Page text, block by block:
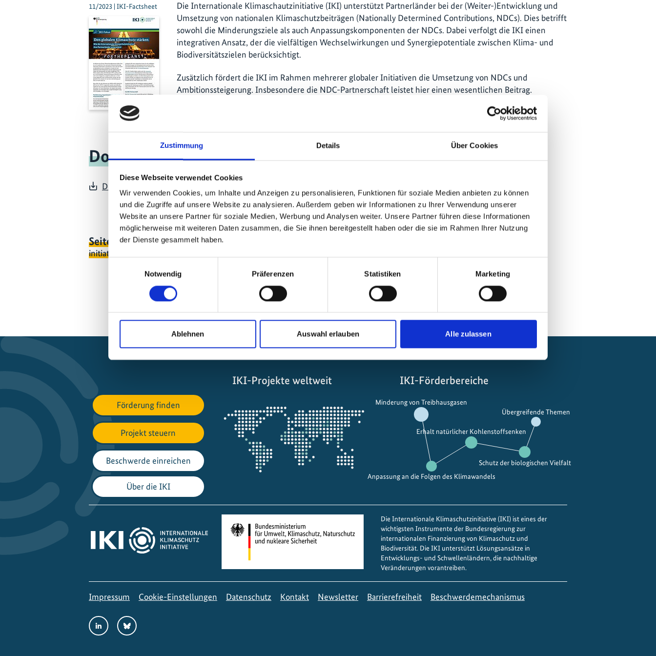
Zustimmung Details Über Cookies
Diese Webseite verwendet Cookies
Wir verwenden Cookies, um Inhalte und Anzeigen zu personalisieren, Funktionen für soziale Medien anbieten zu können
und die Zugriffe auf unsere Website zu analysieren. Außerdem geben wir Informationen zu Ihrer Verwendung unserer
Website an unsere Partner für soziale Medien, Werbung und Analysen weiter. Unsere Partner führen diese Informationen
möglicherweise mit weiteren Daten zusammen, die Sie ihnen bereitgestellt haben oder die sie im Rahmen Ihrer Nutzung
der Dienste gesammelt haben.
Notwendig
Präferenzen Statistiken Marketing
Ablehnen Auswahl erlauben Alle zulassen
11/2023 | IKI-Factsheet
Die Internationale Klimaschautzinitiative (IKI) unterstützt Partnerländer bei der (Weiter-)Entwicklung und
Umsetzung von nationalen Klimaschutzbeiträgen (Nationally Determined Contributions, NDCs). Dies betrifft
sowohl die Minderungsziele als auch Anpassungskomponenten der NDCs. Dabei verfolgt die IKI einen
integrativen Ansatz, der die vielfältigen Wechselwirkungen und Synergiepotentiale zwischen Klima- und
Biodiversitätszielen berücksichtigt.
Zusätzlich fördert die IKI im Rahmen mehrerer globaler Initiativen die Umsetzung von NDCs und
Ambitionssteigerung. Insbesondere die NDC-Partnerschaft leistet hier einen wesentlichen Beitrag.
Download der Publikationen
Deutsch (PDF, 320 KB, barrierefrei)
Seite teilenhttps://www.international-climate-
initiative.com/PUBLICATION1815
Förderung finden
Projekt steuern
Beschwerde einreichen
Über die IKI
IKI-Projekte weltweit
Projektkarte
IKI-Förderbereiche
Minderung von Treibhausgasen
Anpassung an die Folgen des Klimawandels
Erhalt natürlicher Kohlenstoffsenken
Schutz der biologischen Vielfalt
Übergreifende Themen
Die Internationale Klimaschutzinitiative (IKI) ist eines der
wichtigsten Instrumente der Bundesregierung zur
internationalen Finanzierung von Klimaschutz und
Biodiversität. Die IKI unterstützt Lösungsansätze in
Entwicklungs- und Schwellenländern, die nachhaltige
Veränderungen vorantreiben.
Impressum Cookie-Einstellungen Datenschutz Kontakt Newsletter Barrierefreiheit
Beschwerdemechanismus
Social
Media
LinkedInBluesky